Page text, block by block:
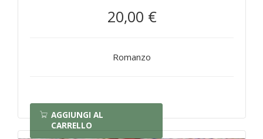
20,00 €
Romanzo
AGGIUNGI AL
CARRELLO